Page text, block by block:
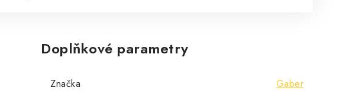
Doplňkové parametry
Značka Gaber